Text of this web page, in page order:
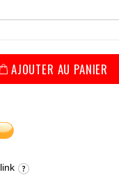
AJOUTER AU PANIER